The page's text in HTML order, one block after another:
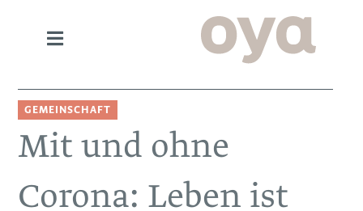
GEMEINSCHAFT
Mit und ohne
Corona: Leben ist